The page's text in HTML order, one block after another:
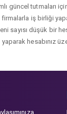
güncel
iş birliği
sayısı düşük bir
yaparak hesabınız